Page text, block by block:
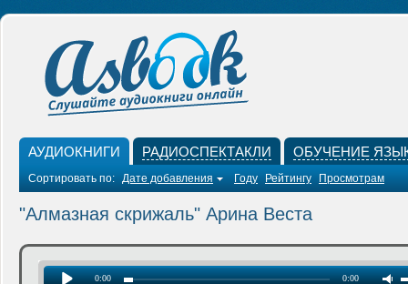
АУДИОКНИГИ РАДИОСПЕКТАКЛИ ОБУЧЕНИЕ
Сортировать по: Дате добавления Году Рейтингу Просмотрам
"Алмазная скрижаль" Арина Веста
0:00 0:00